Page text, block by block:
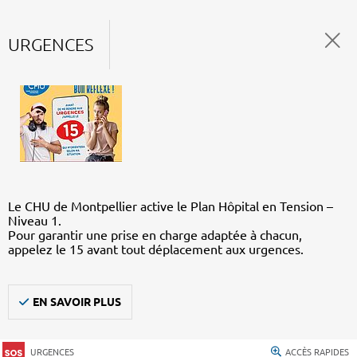
URGENCES
Le CHU de Montpellier active le Plan Hôpital en Tension –
Niveau 1.
Pour garantir une prise en charge adaptée à chacun,
appelez le 15 avant tout déplacement aux urgences.
EN SAVOIR PLUS
URGENCES ACCÈS RAPIDES